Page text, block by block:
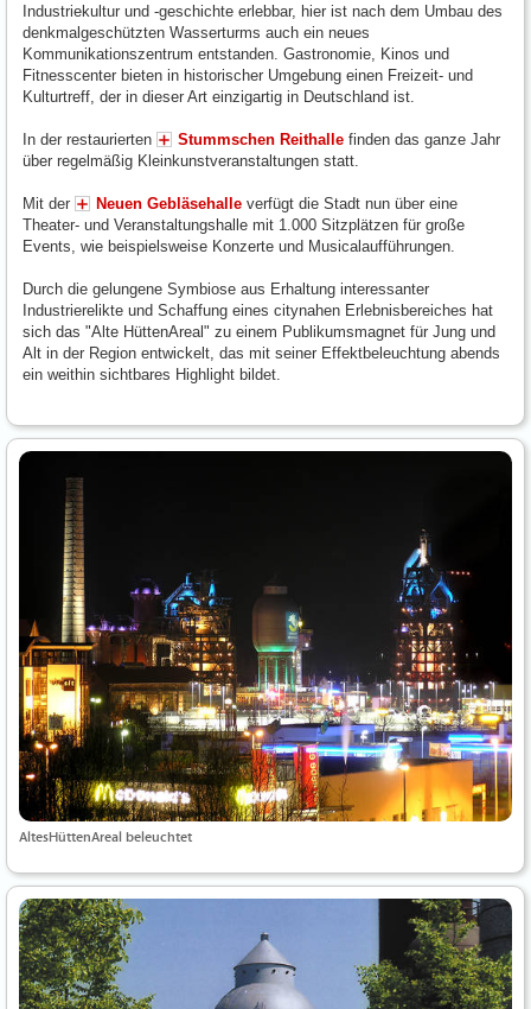
Industriekultur und -geschichte erlebbar, hier ist nach dem Umbau des
denkmalgeschützten Wasserturms auch ein neues
Kommunikationszentrum entstanden. Gastronomie, Kinos und
Fitnesscenter bieten in historischer Umgebung einen Freizeit- und
Kulturtreff, der in dieser Art einzigartig in Deutschland ist.
In der restaurierten Stummschen Reithalle finden das ganze Jahr
über regelmäßig Kleinkunstveranstaltungen statt.
Mit der Neuen Gebläsehalle verfügt die Stadt nun über eine
Theater- und Veranstaltungshalle mit 1.000 Sitzplätzen für große
Events, wie beispielsweise Konzerte und Musicalaufführungen.
Durch die gelungene Symbiose aus Erhaltung interessanter
Industrierelikte und Schaffung eines citynahen Erlebnisbereiches hat
sich das "Alte HüttenAreal" zu einem Publikumsmagnet für Jung und
Alt in der Region entwickelt, das mit seiner Effektbeleuchtung abends
ein weithin sichtbares Highlight bildet.
AltesHüttenAreal beleuchtet